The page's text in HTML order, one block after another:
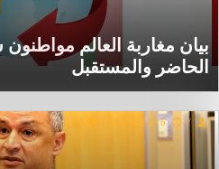
بيان مغاربة العالم
الحاضر والمستقبل
/
08/03/2026
0